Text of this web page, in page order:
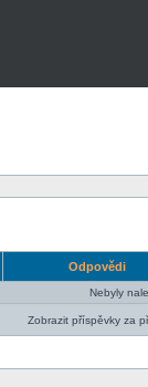
Odpovědi
Nebyly
Zobrazit příspěvky za